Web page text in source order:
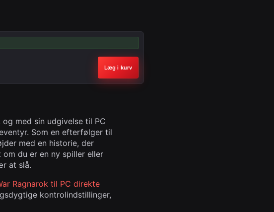
Læg i kurv
med sin udgivelse til PC
Som en efterfølger til
med en historie, der
du er en ny spiller eller
at slå.
Ragnarok til PC direkte
kontrolindstillinger,